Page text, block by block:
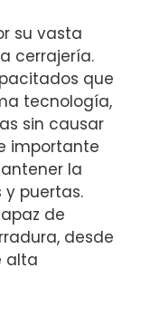
su vasta
cerrajería.
que
tecnología,
sin causar
importante
la
puertas.
de
desde
alta